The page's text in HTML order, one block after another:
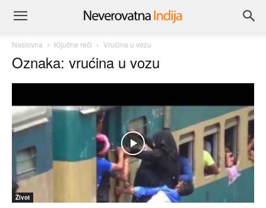
Naslovna Ključne reči Vrućina u vozu
Oznaka: vrućina u vozu
Život